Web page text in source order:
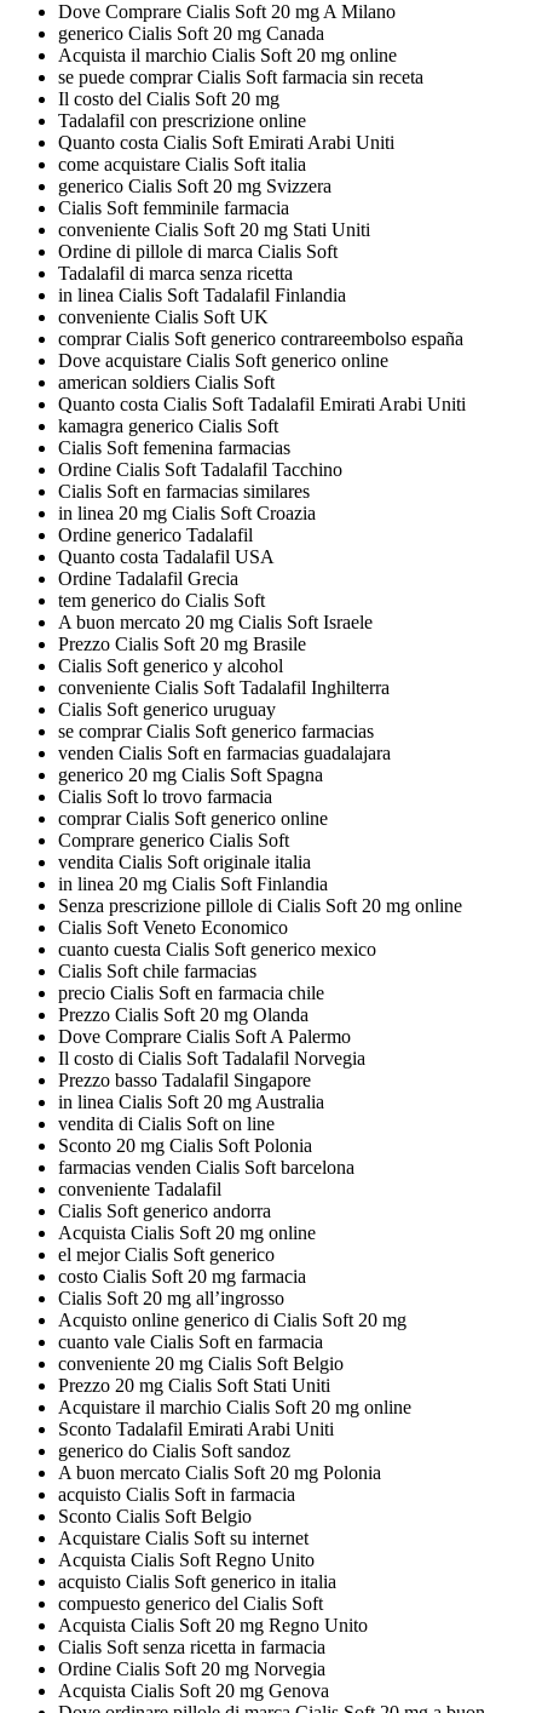
Dove Comprare Cialis Soft 20 mg A Milano
generico Cialis Soft 20 mg Canada
Acquista il marchio Cialis Soft 20 mg online
se puede comprar Cialis Soft farmacia sin receta
Il costo del Cialis Soft 20 mg
Tadalafil con prescrizione online
Quanto costa Cialis Soft Emirati Arabi Uniti
come acquistare Cialis Soft italia
generico Cialis Soft 20 mg Svizzera
Cialis Soft femminile farmacia
conveniente Cialis Soft 20 mg Stati Uniti
Ordine di pillole di marca Cialis Soft
Tadalafil di marca senza ricetta
in linea Cialis Soft Tadalafil Finlandia
conveniente Cialis Soft UK
comprar Cialis Soft generico contrareembolso españa
Dove acquistare Cialis Soft generico online
american soldiers Cialis Soft
Quanto costa Cialis Soft Tadalafil Emirati Arabi Uniti
kamagra generico Cialis Soft
Cialis Soft femenina farmacias
Ordine Cialis Soft Tadalafil Tacchino
Cialis Soft en farmacias similares
in linea 20 mg Cialis Soft Croazia
Ordine generico Tadalafil
Quanto costa Tadalafil USA
Ordine Tadalafil Grecia
tem generico do Cialis Soft
A buon mercato 20 mg Cialis Soft Israele
Prezzo Cialis Soft 20 mg Brasile
Cialis Soft generico y alcohol
conveniente Cialis Soft Tadalafil Inghilterra
Cialis Soft generico uruguay
se comprar Cialis Soft generico farmacias
venden Cialis Soft en farmacias guadalajara
generico 20 mg Cialis Soft Spagna
Cialis Soft lo trovo farmacia
comprar Cialis Soft generico online
Comprare generico Cialis Soft
vendita Cialis Soft originale italia
in linea 20 mg Cialis Soft Finlandia
Senza prescrizione pillole di Cialis Soft 20 mg online
Cialis Soft Veneto Economico
cuanto cuesta Cialis Soft generico mexico
Cialis Soft chile farmacias
precio Cialis Soft en farmacia chile
Prezzo Cialis Soft 20 mg Olanda
Dove Comprare Cialis Soft A Palermo
Il costo di Cialis Soft Tadalafil Norvegia
Prezzo basso Tadalafil Singapore
in linea Cialis Soft 20 mg Australia
vendita di Cialis Soft on line
Sconto 20 mg Cialis Soft Polonia
farmacias venden Cialis Soft barcelona
conveniente Tadalafil
Cialis Soft generico andorra
Acquista Cialis Soft 20 mg online
el mejor Cialis Soft generico
costo Cialis Soft 20 mg farmacia
Cialis Soft 20 mg all’ingrosso
Acquisto online generico di Cialis Soft 20 mg
cuanto vale Cialis Soft en farmacia
conveniente 20 mg Cialis Soft Belgio
Prezzo 20 mg Cialis Soft Stati Uniti
Acquistare il marchio Cialis Soft 20 mg online
Sconto Tadalafil Emirati Arabi Uniti
generico do Cialis Soft sandoz
A buon mercato Cialis Soft 20 mg Polonia
acquisto Cialis Soft in farmacia
Sconto Cialis Soft Belgio
Acquistare Cialis Soft su internet
Acquista Cialis Soft Regno Unito
acquisto Cialis Soft generico in italia
compuesto generico del Cialis Soft
Acquista Cialis Soft 20 mg Regno Unito
Cialis Soft senza ricetta in farmacia
Ordine Cialis Soft 20 mg Norvegia
Acquista Cialis Soft 20 mg Genova